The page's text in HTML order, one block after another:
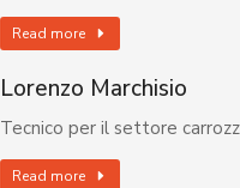
Read more
Lorenzo Marchisio
Tecnico per il settore
Read more